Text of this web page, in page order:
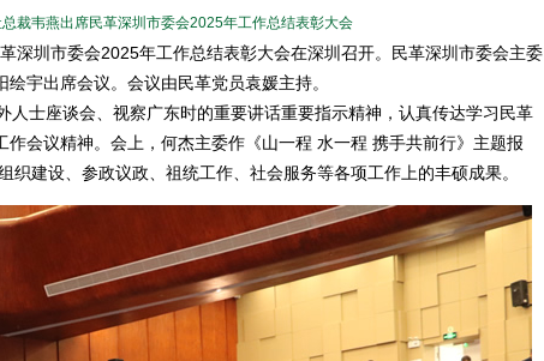
裁韦燕出席民革深圳市委会2025年工作总结表彰大会
圳市委会2025年工作总结表彰大会在深圳召开。民革深圳市委会主委
宇出席会议。会议由民革党员袁媛主持。
士座谈会、视察广东时的重要讲话重要指示精神，认真传达学习民革
会议精神。会上，何杰主委作《山一程 水一程 携手共前行》主题报
建设、参政议政、祖统工作、社会服务等各项工作上的丰硕成果。